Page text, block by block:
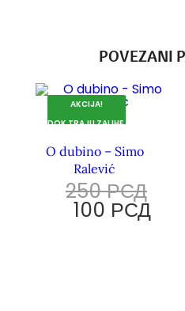
POVEZANI
AKCIJA!
DOK TRAJU ZALIHE.
O dubino – Simo
Ralević
250РСД
100 РСД